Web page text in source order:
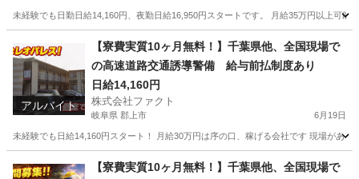
未経験でも日勤日給14,160円、夜勤日給16,950円スタートです。 月給35万円以上可
その他
アルバイト
【寮費実質10ヶ月無料！】千葉県他、全国現場で
の高速道路交通誘導警備 給与前払制度あり
日給14,160円
株式会社ファクト
岐阜県 郡上市 6月19日
未経験でも日給14,160円スタート！ 月給30万円は序の口、稼げる会社です 現場があ
その他
【寮費実質10ヶ月無料！】千葉県他、全国現場で